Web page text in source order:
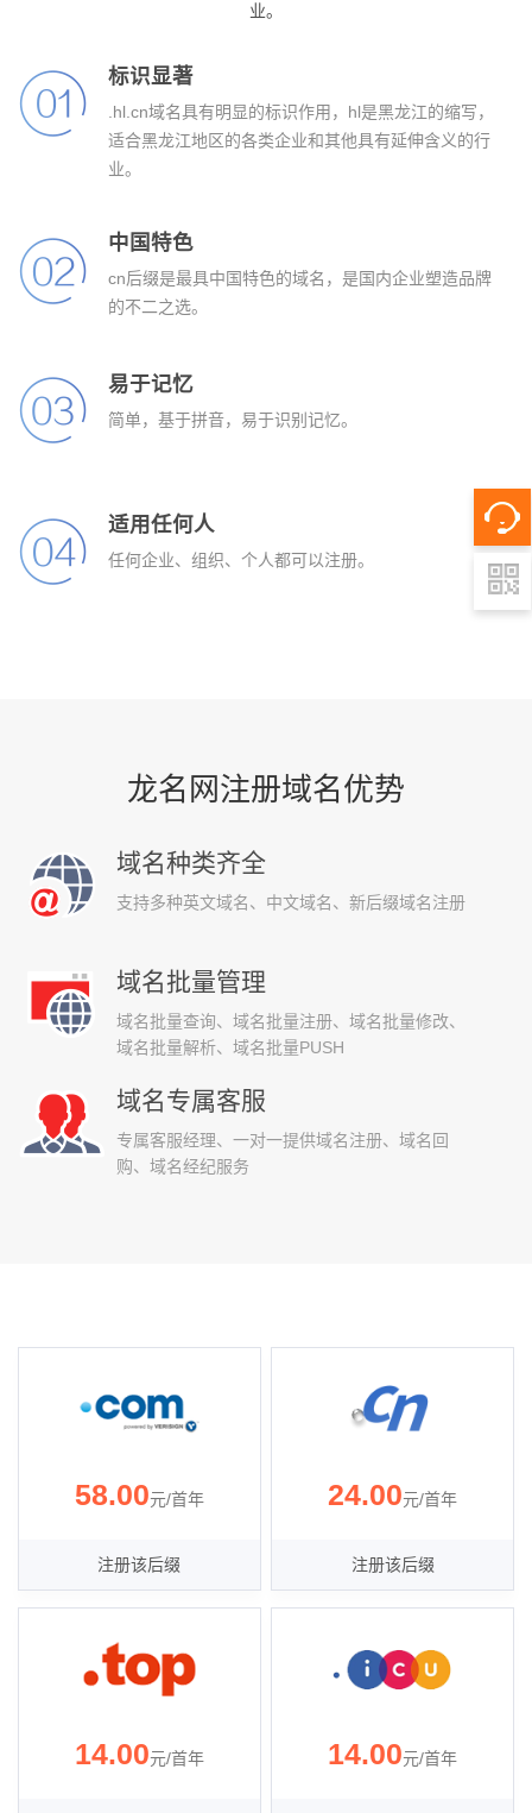
业。
标识显著
.hl.cn域名具有明显的标识作用，hl是黑龙江的缩写，
适合黑龙江地区的各类企业和其他具有延伸含义的行
业。
中国特色
cn后缀是最具中国特色的域名，是国内企业塑造品牌
的不二之选。
易于记忆
简单，基于拼音，易于识别记忆。
适用任何人
任何企业、组织、个人都可以注册。
龙名网注册域名优势
域名种类齐全
支持多种英文域名、中文域名、新后缀域名注册
域名批量管理
域名批量查询、域名批量注册、域名批量修改、
域名批量解析、域名批量PUSH
域名专属客服
专属客服经理、一对一提供域名注册、域名回
购、域名经纪服务
58.00元/首年
注册该后缀
24.00元/首年
注册该后缀
14.00元/首年 14.00元/首年